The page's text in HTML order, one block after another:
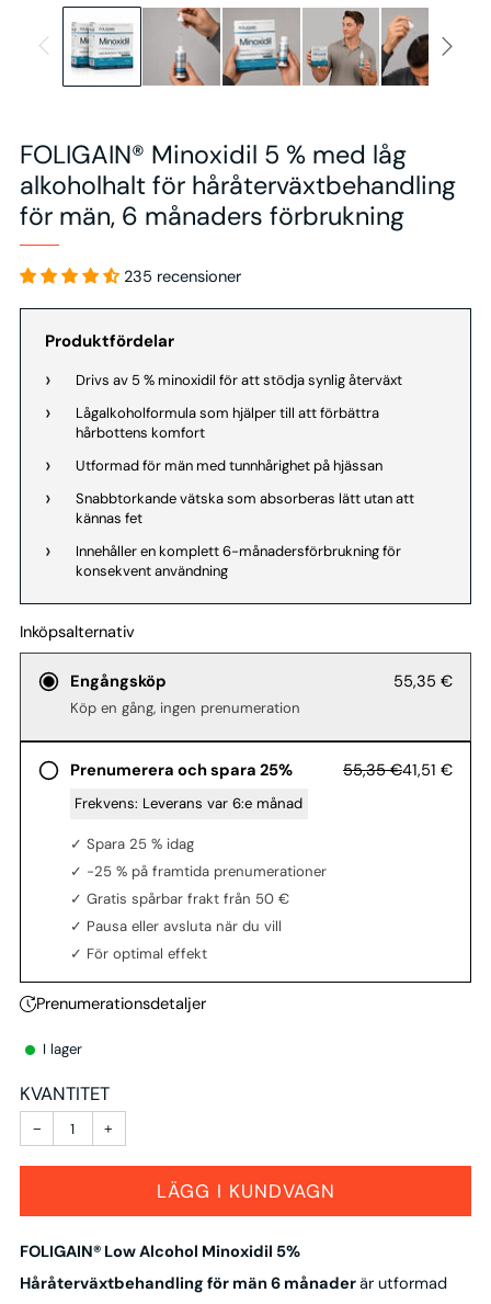
FOLIGAIN® Minoxidil 5 % med låg
alkoholhalt för håråterväxtbehandling
för män, 6 månaders förbrukning
235 recensioner
Produktfördelar
Drivs av 5 % minoxidil för att stödja synlig återväxt
Lågalkoholformula som hjälper till att förbättra
hårbottens komfort
Utformad för män med tunnhårighet på hjässan
Snabbtorkande vätska som absorberas lätt utan att
kännas fet
Innehåller en komplett 6-månadersförbrukning för
konsekvent användning
Inköpsalternativ
Engångsköp 55,35 €
Köp en gång, ingen prenumeration
Prenumerera och spara 25% 55,35 €41,51 €
‎ Frekvens: Leverans var 6:e månad
✓ Spara 25 % idag
✓ -25 % på framtida prenumerationer
✓ Gratis spårbar frakt från 50 €
✓ Pausa eller avsluta när du vill
✓ För optimal effekt
Prenumerationsdetaljer
I lager
KVANTITET
− +
LÄGG I KUNDVAGN
FOLIGAIN® Low Alcohol Minoxidil 5%
Håråterväxtbehandling för män 6 månaderär utformad